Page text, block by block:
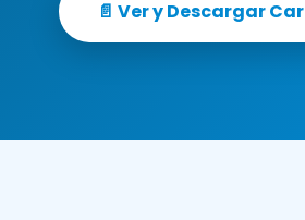
📄 Ver y Descargar